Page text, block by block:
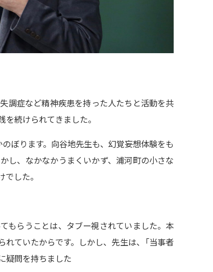
調症など精神疾患を持った人たちと活動を共
続けられてきました。
ぼります。向谷地先生も、幻覚妄想体験をも
し、なかなかうまくいかず、浦河町の小さな
した。
もらうことは、タブー視されていました。本
れていたからです。しかし、先生は、 「当事者
疑問を持ちました